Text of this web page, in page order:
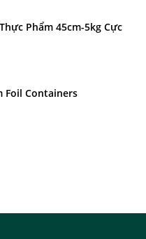
Phẩm 45cm-5kg Cực
Foil Containers